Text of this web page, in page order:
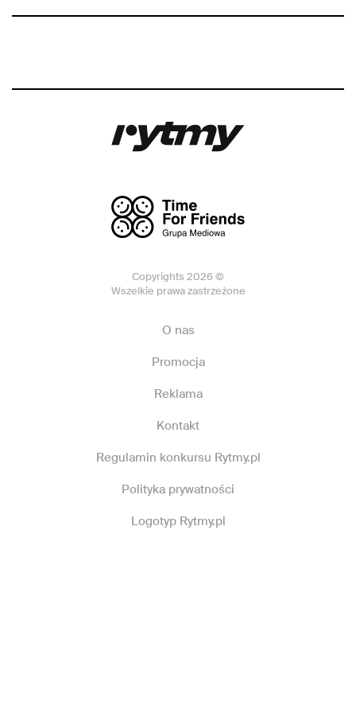
Copyrights 2026 ©
Wszelkie prawa zastrzeżone
O nas
Promocja
Reklama
Kontakt
Regulamin konkursu Rytmy.pl
Polityka prywatności
Logotyp Rytmy.pl